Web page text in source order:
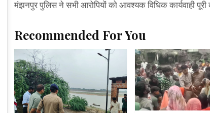
मंझनपुर पुलिस ने सभी आरोपियों को आवश्यक विधिक कार्यवाही
Recommended For You